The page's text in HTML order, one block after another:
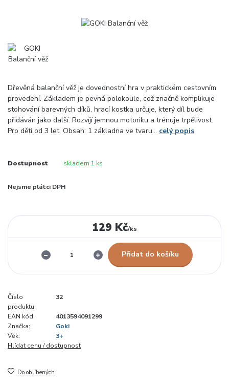
Dřevěná balanční věž je dovednostní hra v praktickém cestovním
provedení. Základem je pevná polokoule, což značně komplikuje
stohování barevných díků, hrací kostka určuje, který díl bude
přidáván jako další. Rozvíjí jemnou motoriku a trénuje trpělivost.
Pro děti od 3 let. Obsah: 1 základna ve tvaru... celý popis
Dostupnost skladem 1 ks
Nejsme plátci DPH
129 Kč/ks
Přidat do košíku
Číslo
produktu:
32
EAN kód:
4013594091299
Značka:
Goki
Věk:
3+
Hlídat cenu / dostupnost
Do oblíbených